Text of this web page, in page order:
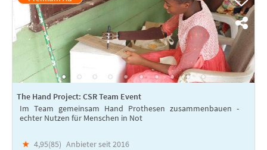
The Hand Project: CSR Team Event
Im Team gemeinsam Hand Prothesen zusammenbauen -
echter Nutzen für Menschen in Not
★ 4,95(85) Anbieter seit 2016